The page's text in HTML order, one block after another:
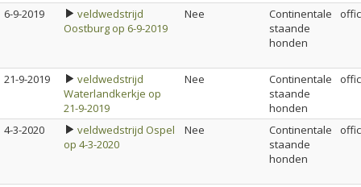
6-9-2019
veldwedstrijd
Oostburg op 6-9-2019
Nee
Continentale
staande
honden
21-9-2019
veldwedstrijd
Waterlandkerkje op
21-9-2019
Nee
Continentale
staande
honden
4-3-2020
veldwedstrijd Ospel
op 4-3-2020
Nee
Continentale
staande
honden